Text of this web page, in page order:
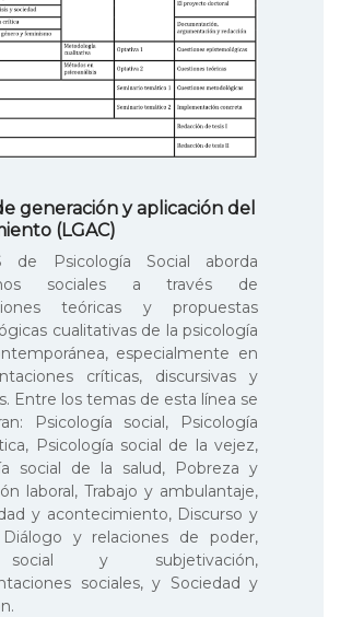
generación y aplicación del
(LGAC)
de Psicología Social aborda
sociales a través de
teóricas y propuestas
cualitativas de la psicología
especialmente en
críticas, discursivas y
Entre los temas de esta línea se
Psicología social, Psicología
Psicología social de la vejez,
social de la salud, Pobreza y
laboral, Trabajo y ambulantaje,
y acontecimiento, Discurso y
y relaciones de poder,
y subjetivación,
sociales, y Sociedad y